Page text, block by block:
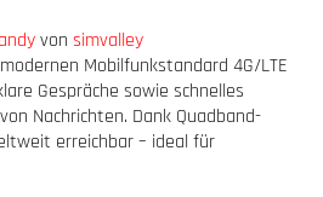
von simvalley
Mobilfunkstandard 4G/LTE
Gespräche sowie schnelles
Nachrichten. Dank Quadband-
erreichbar – ideal für